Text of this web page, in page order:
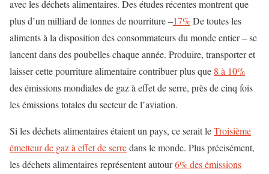
avec les déchets alimentaires. Des études récentes montrent que
plus d’un milliard de tonnes de nourriture –17%De toutes les
aliments à la disposition des consommateurs du monde entier – se
lancent dans des poubelles chaque année. Produire, transporter et
laisser cette pourriture alimentaire contribuer plus que 8 à 10%
des émissions mondiales de gaz à effet de serre, près de cinq fois
les émissions totales du secteur de l’aviation.
Si les déchets alimentaires étaient un pays, ce serait leTroisième
émetteur de gaz à effet de serredans le monde. Plus précisément,
les déchets alimentaires représentent autour6% des émissions